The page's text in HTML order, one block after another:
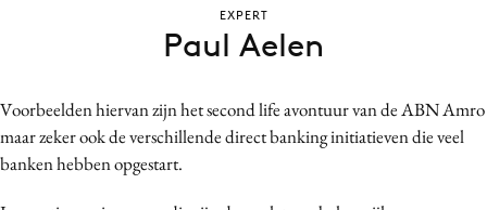
Contentmarketing
Craft
Voorbeelden hiervan zijn het second life avontuur van de ABN Amro
maar zeker ook de verschillende direct banking initiatieven die veel
banken hebben opgestart.
EXPERT
Paul Aelen